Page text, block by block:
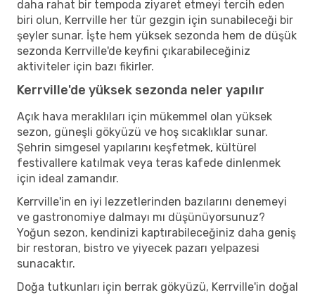
daha rahat bir tempoda ziyaret etmeyi tercih eden
biri olun, Kerrville her tür gezgin için sunabileceği bir
şeyler sunar. İşte hem yüksek sezonda hem de düşük
sezonda Kerrville'de keyfini çıkarabileceğiniz
aktiviteler için bazı fikirler.
Kerrville'de yüksek sezonda neler yapılır
Açık hava meraklıları için mükemmel olan yüksek
sezon, güneşli gökyüzü ve hoş sıcaklıklar sunar.
Şehrin simgesel yapılarını keşfetmek, kültürel
festivallere katılmak veya teras kafede dinlenmek
için ideal zamandır.
Kerrville'in en iyi lezzetlerinden bazılarını denemeyi
ve gastronomiye dalmayı mı düşünüyorsunuz?
Yoğun sezon, kendinizi kaptırabileceğiniz daha geniş
bir restoran, bistro ve yiyecek pazarı yelpazesi
sunacaktır.
Doğa tutkunları için berrak gökyüzü, Kerrville'in doğal